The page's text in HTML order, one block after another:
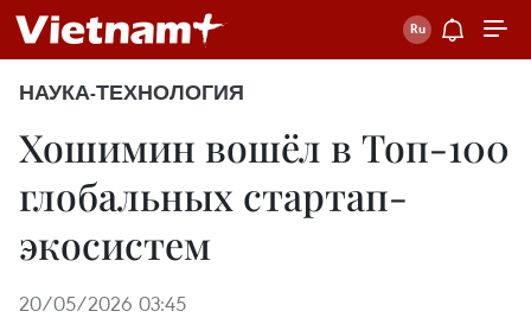
НАУКА-ТЕХНОЛОГИЯ
Хошимин вошёл в Топ-100
глобальных стартап-
экосистем
20/05/2026 03:45